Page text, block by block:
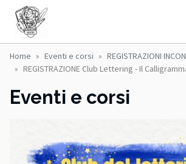
Home Eventi e corsi
REGISTRAZIONI
REGISTRAZIONE Club Lettering - Il
Eventi e corsi